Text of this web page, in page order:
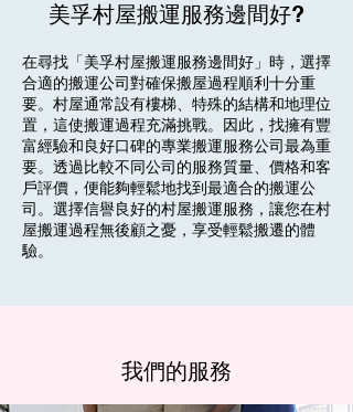
美孚村屋搬運服務邊間好?
在尋找「美孚村屋搬運服務邊間好」時，選擇
合適的搬運公司對確保搬屋過程順利十分重
要。村屋通常設有樓梯、特殊的結構和地理位
置，這使搬運過程充滿挑戰。因此，找擁有豐
富經驗和良好口碑的專業搬運服務公司最為重
要。透過比較不同公司的服務質量、價格和客
戶評價，便能夠輕鬆地找到最適合的搬運公
司。選擇信譽良好的村屋搬運服務，讓您在村
屋搬運過程無後顧之憂，享受輕鬆搬遷的體
驗。
我們的服務